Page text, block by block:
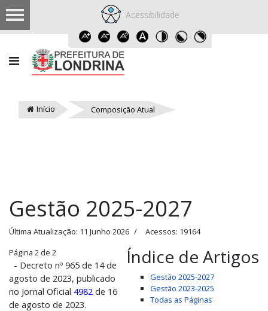
Acessibilidade
Início Composição Atual
Gestão 2025-2027
Última Atualização: 11 Junho 2026 Acessos: 19164
Índice de Artigos
Gestão 2025-2027
Gestão 2023-2025
Todas as Páginas
Página 2 de 2
- Decreto nº 965 de 14 de
agosto de 2023, publicado
no Jornal Oficial 4982 de 16
de agosto de 2023.